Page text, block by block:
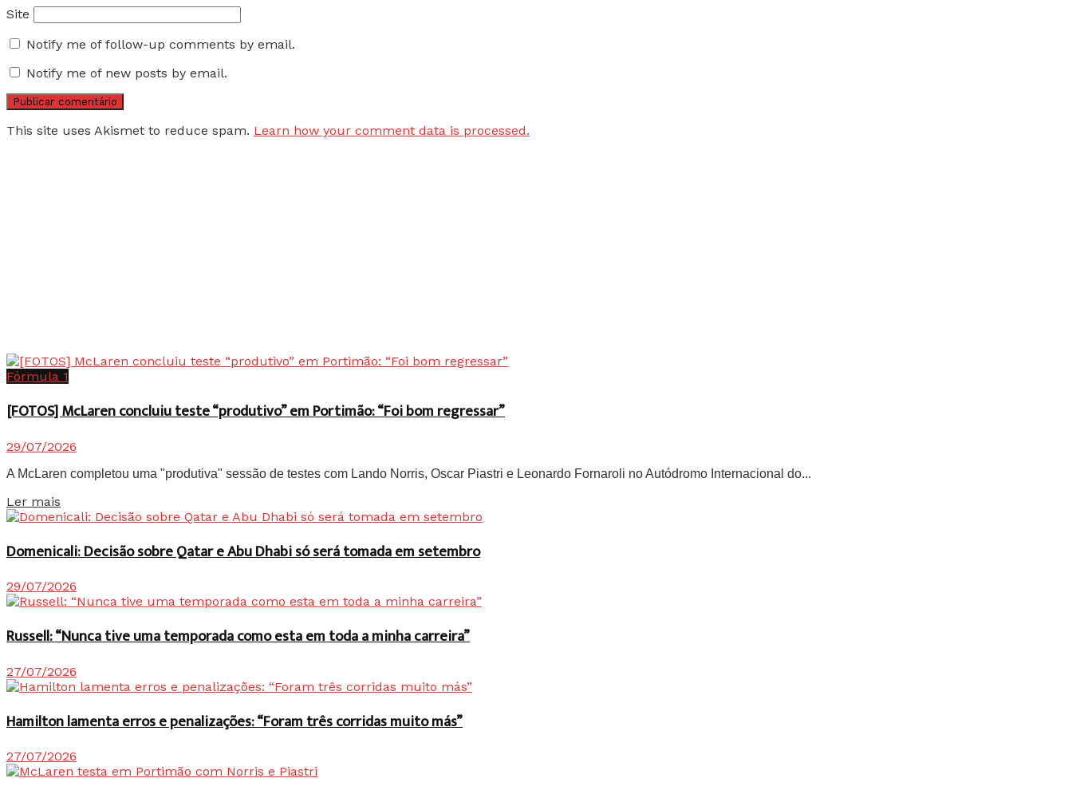
Site
Notify me of follow-up comments by email.
Notify me of new posts by email.
This site uses Akismet to reduce spam. Learn how your comment data is processed.
Fórmula 1
[FOTOS] McLaren concluiu teste “produtivo” em Portimão: “Foi bom regressar”
29/07/2026
A McLaren completou uma "produtiva" sessão de testes com Lando Norris, Oscar Piastri e Leonardo Fornaroli no Autódromo Internacional do...
Ler mais
Domenicali: Decisão sobre Qatar e Abu Dhabi só será tomada em setembro
29/07/2026
Russell: “Nunca tive uma temporada como esta em toda a minha carreira”
27/07/2026
Hamilton lamenta erros e penalizações: “Foram três corridas muito más”
27/07/2026